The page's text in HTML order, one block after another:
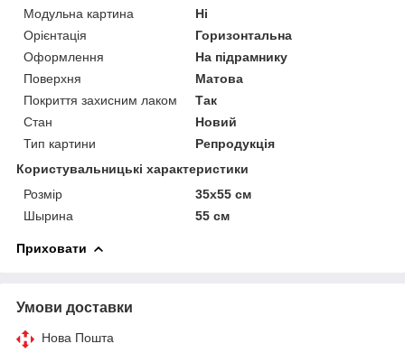
Модульна картина
Ні
Орієнтація
Горизонтальна
Оформлення
На підрамнику
Поверхня
Матова
Покриття захисним лаком
Так
Стан
Новий
Тип картини
Репродукція
Користувальницькі характеристики
Розмір
35х55 см
Шырина
55 см
Приховати
Умови доставки
Нова Пошта